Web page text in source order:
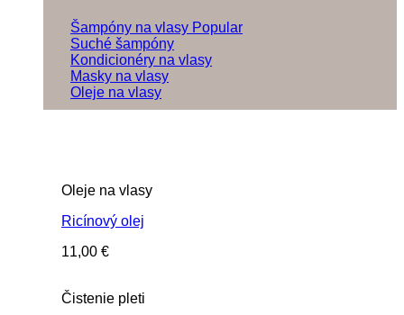
Šampóny na vlasy
Suché šampóny
Kondicionéry na vlasy
Masky na vlasy
Oleje na vlasy
Oleje na vlasy
Ricínový olej
11,00 €
Čistenie pleti